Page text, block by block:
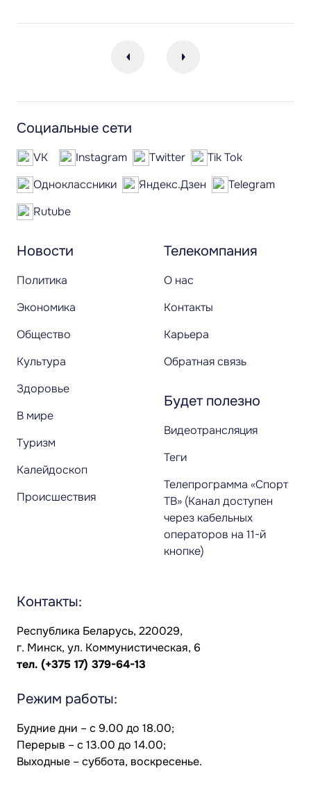
Новости
Политика
Экономика
Общество
Культура
Здоровье
В мире
Туризм
Калейдоскоп
Происшествия
Телекомпания
О нас
Контакты
Карьера
Обратная связь
Будет полезно
Видеотрансляция
Теги
Телепрограмма «Спорт
ТВ» (Канал доступен
через кабельных
операторов на 11-й
кнопке)
Социальные сети
VK Instagram Twitter
Tik Tok
Одноклассники
Яндекс.Дзен
Telegram
Rutube
Контакты:
Республика Беларусь, 220029,
г. Минск, ул. Коммунистическая, 6
тел. (+375 17) 379-64-13
Режим работы:
Будние дни – с 9.00 до 18.00;
Перерыв – с 13.00 до 14.00;
Выходные – суббота, воскресенье.